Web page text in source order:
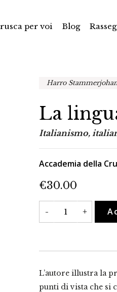
per voi Blog
Harro
La
Italianismo,
Accademia della
€30.00
-
La
lingua
degli
+
L’autore illustra la
punti di vista che si